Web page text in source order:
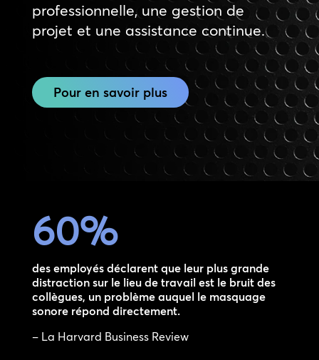
professionnelle, une gestion de
projet et une assistance continue.
Pour en savoir plus
60%
des employés déclarent que leur plus grande
distraction sur le lieu de travail est le bruit des
collègues, un problème auquel le masquage
sonore répond directement.
– La Harvard Business Review